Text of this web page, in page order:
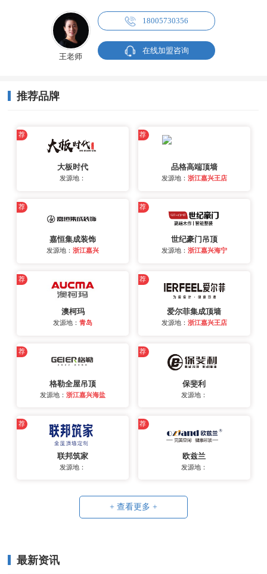
王老师
18005730356
在线加盟咨询
推荐品牌
荐
大板时代
发源地：
荐
品格高端顶墙
发源地： 浙江嘉兴王店
荐
嘉恒集成装饰
发源地：浙江嘉兴
荐
世纪豪门吊顶
发源地： 浙江嘉兴海宁
荐
澳柯玛
发源地：青岛
荐
爱尔菲集成顶墙
发源地： 浙江嘉兴王店
荐
格勒全屋吊顶
发源地：浙江嘉兴海盐
荐
保斐利
发源地：
荐
联邦筑家
发源地：
荐
欧兹兰
发源地：
+ 查看更多 +
最新资讯